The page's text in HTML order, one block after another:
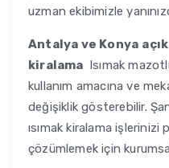
uzman ekibimizle
Antalya ve Konya
kiralama Isımak
kullanım amacına ve
değişiklik gösterebilir.
ısımak kiralama
çözümlemek için